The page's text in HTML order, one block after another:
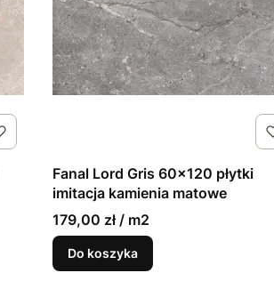
Fanal Lord Gris 60x120 płytki
imitacja kamienia matowe
179,00 zł / m2
Do koszyka